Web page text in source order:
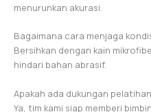
menurunkan akurasi.
Bagaimana cara menjaga
Bersihkan dengan kain
hindari bahan abrasif.
Apakah ada dukungan
Ya, tim kami siap memberi